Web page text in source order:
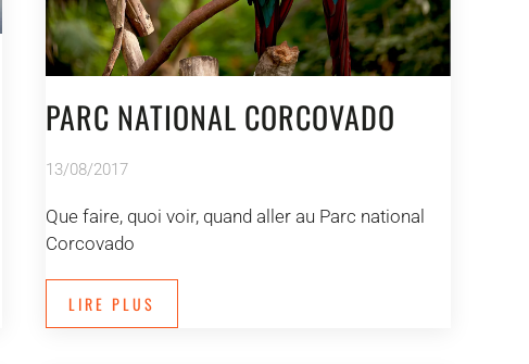
PARC NATIONAL CORCOVADO
13/08/2017
Que faire, quoi voir, quand aller au Parc national
Corcovado
LIRE PLUS